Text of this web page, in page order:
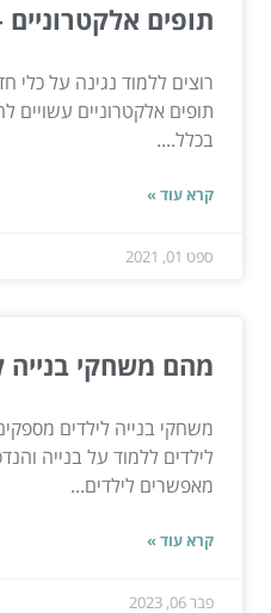
תופים אלקטרוניים
רוצים ללמוד נגינה על
תופים אלקטרוניים
בכלל....
קרא עוד »
ספט 01, 2021
מהם משחקי בנייה
משחקי בנייה לילדים
לילדים ללמוד על בנייה
מאפשרים לילדים...
קרא עוד »
פבר 06, 2023